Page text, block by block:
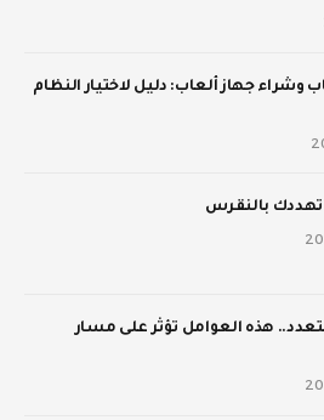
وشراء جهاز ألعاب: دليل لاختيار النظام
تهددك بالنقرس
هذه العوامل تؤثر على مسار